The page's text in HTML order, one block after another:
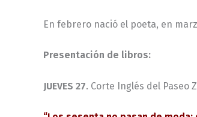
En febrero nació el poeta, en
Presentación de libros:
JUEVES 27. Corte Inglés del Paseo